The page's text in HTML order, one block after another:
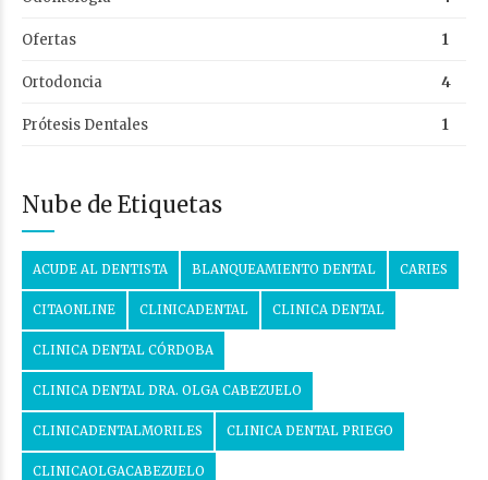
Ofertas 1
Ortodoncia 4
Prótesis Dentales 1
Nube de Etiquetas
ACUDE AL DENTISTA BLANQUEAMIENTO DENTAL CARIES
CITAONLINE CLINICADENTAL CLINICA DENTAL
CLINICA DENTAL CÓRDOBA
CLINICA DENTAL DRA. OLGA CABEZUELO
CLINICADENTALMORILES CLINICA DENTAL PRIEGO
CLINICAOLGACABEZUELO